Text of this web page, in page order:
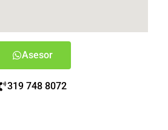
Asesor
319 748 8072